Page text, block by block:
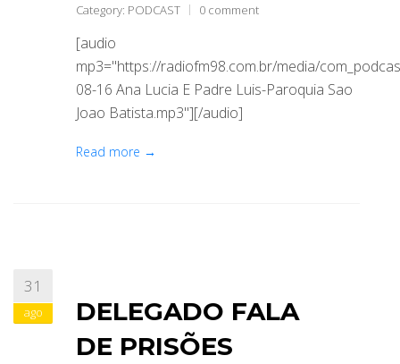
Category: PODCAST 0 comment
[audio
mp3="https://radiofm98.com.br/media/
08-16 Ana Lucia E Padre Luis-Paroquia Sao
Joao Batista.mp3"][/audio]
Read more →
31
ago
DELEGADO FALA
DE PRISÕES